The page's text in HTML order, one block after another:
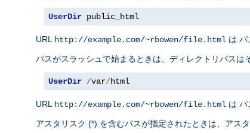
UserDir public_html
URL http://example.com/~rbowen/file.html は パ
パスがスラッシュで始まるときは、ディレクトリパス
UserDir /var/html
URL http://example.com/~rbowen/file.html は パ
アスタリスク (*) を含むパスが指定されたときは、アス